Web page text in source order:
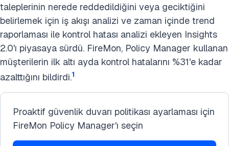
taleplerinin nerede reddedildiğini veya geciktiğini
belirlemek için iş akışı analizi ve zaman içinde trend
raporlaması ile kontrol hatası analizi ekleyen Insights
2.0'ı piyasaya sürdü. FireMon, Policy Manager kullanan
müşterilerin ilk altı ayda kontrol hatalarını %31'e kadar
azalttığını bildirdi.1
Proaktif güvenlik duvarı politikası ayarlaması için
FireMon Policy Manager'ı seçin